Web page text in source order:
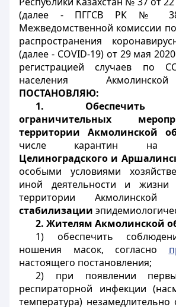
(далее - ПГГСВ РК №
Межведомственной комиссии
распространения
(далее - COVID-19) от 29 мая
регистрацией случаев по
населения
ПОСТАНОВЛЯЮ:
1. Обеспечить
ограничительных
территории Акмолинской
числе карантин
Целиноградского и
особыми условиями
иной деятельности и жизни
территории
стабилизации
2. Жителям Акмолинской
1) обеспечить
ношения масок, согласно
настоящего постановления;
2) при появлении
респираторной инфекции
температура)